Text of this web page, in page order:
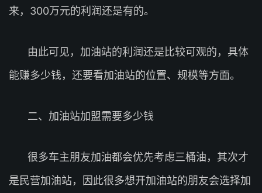
来，300万元的利润还是有的。
由此可见，加油站的利润还是比较可观的，具体
能赚多少钱，还要看加油站的位置、规模等方面。
二、加油站加盟需要多少钱
很多车主朋友加油都会优先考虑三桶油，其次才
是民营加油站，因此很多想开加油站的朋友会选择加